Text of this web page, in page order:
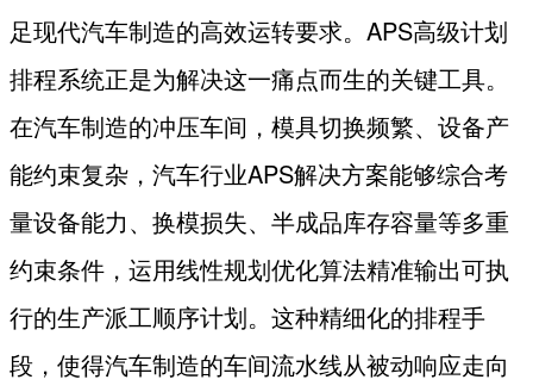
足现代汽车制造的高效运转要求。 APS高级计划
排程系统正是为解决这一痛点而生的关键工具。
在汽车制造的冲压车间，模具切换频繁、设备产
能约束复杂，汽车行业APS解决方案能够综合考
量设备能力、换模损失、半成品库存容量等多重
约束条件，运用线性规划优化算法精准输出可执
行的生产派工顺序计划。这种精细化的排程手
段，使得汽车制造的车间流水线从被动响应走向